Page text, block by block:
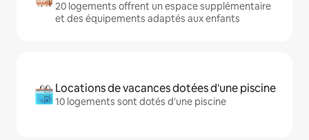
20 logements offrent un espace supplémentaire
et des équipements adaptés aux enfants
Locations de vacances dotées d'une piscine
10 logements sont dotés d'une piscine